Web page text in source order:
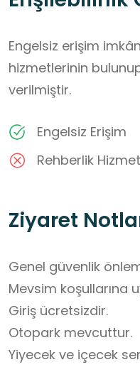
Engelsiz erişim
hizmetlerinin
verilmiştir.
Engelsiz Erişim
Rehberlik
Ziyaret
Genel güvenlik
Mevsim koşullarına
Giriş ücretsizdir.
Otopark mevcuttur.
Yiyecek ve içecek